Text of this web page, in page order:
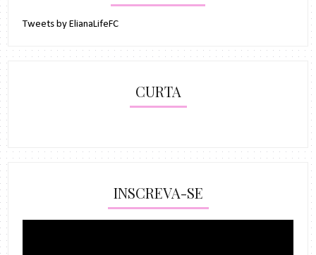
Tweets by ElianaLifeFC
CURTA
INSCREVA-SE